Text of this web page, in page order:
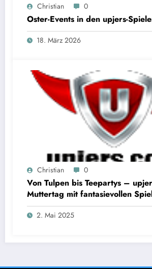
Christian 0
Oster-Events in den upjers-
18. März 2026
Christian 0
Von Tulpen bis Teepartys –
Muttertag mit fantasievollen
2. Mai 2025